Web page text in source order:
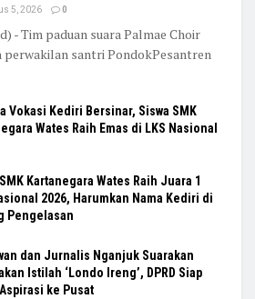
5, 2026 0
- Tim paduan suara Palmae Choir
perwakilan santri PondokPesantren
Vokasi Kediri Bersinar, Siswa SMK
Wates Raih Emas di LKS Nasional
Kartanegara Wates Raih Juara 1
2026, Harumkan Nama Kediri di
Pengelasan
dan Jurnalis Nganjuk Suarakan
Istilah ‘Londo Ireng’, DPRD Siap
Aspirasi ke Pusat